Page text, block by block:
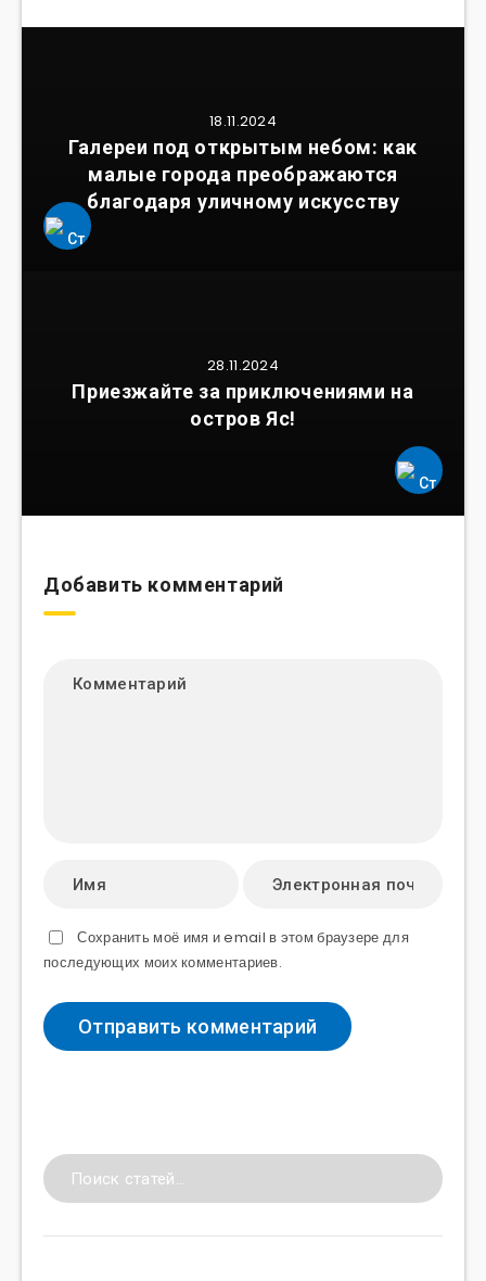
18.11.2024
Галереи под открытым небом: как
малые города преображаются
благодаря уличному искусству
28.11.2024
Приезжайте за приключениями на
остров Яс!
Добавить комментарий
Сохранить моё имя и email в этом браузере для
последующих моих комментариев.